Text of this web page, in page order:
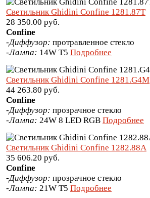
Светильник Ghidini Confine 1281.87T
28 350.00 руб.
Confine
-Диффузор: протравленное стекло
-Лампа: 14W T5 Подробнее
Светильник Ghidini Confine 1281.G4M
44 263.80 руб.
Confine
-Диффузор: прозрачное стекло
-Лампа: 24W 8 LED RGB Подробнее
Светильник Ghidini Confine 1282.88A
35 606.20 руб.
Confine
-Диффузор: прозрачное стекло
-Лампа: 21W T5 Подробнее